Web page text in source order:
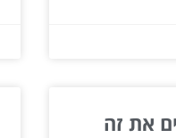
להרים את זה